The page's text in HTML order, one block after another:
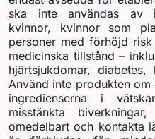
ska inte användas av
kvinnor, kvinnor som
personer med förhöjd
medicinska tillstånd –
hjärtsjukdomar,
Använd inte produkten
ingredienserna i
misstänkta
omedelbart och kontakta